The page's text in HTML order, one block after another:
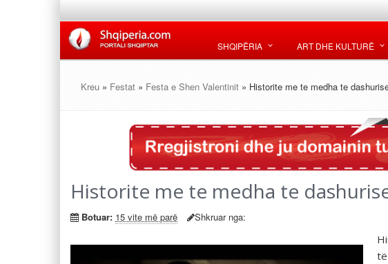
SHQIPËRIA ART DHE KULTURË
Kreu » Festat » Festa e Shen Valentinit » Historite me te medha te
Historite me te medha te
Botuar: 15 vite më parë Shkruar nga: